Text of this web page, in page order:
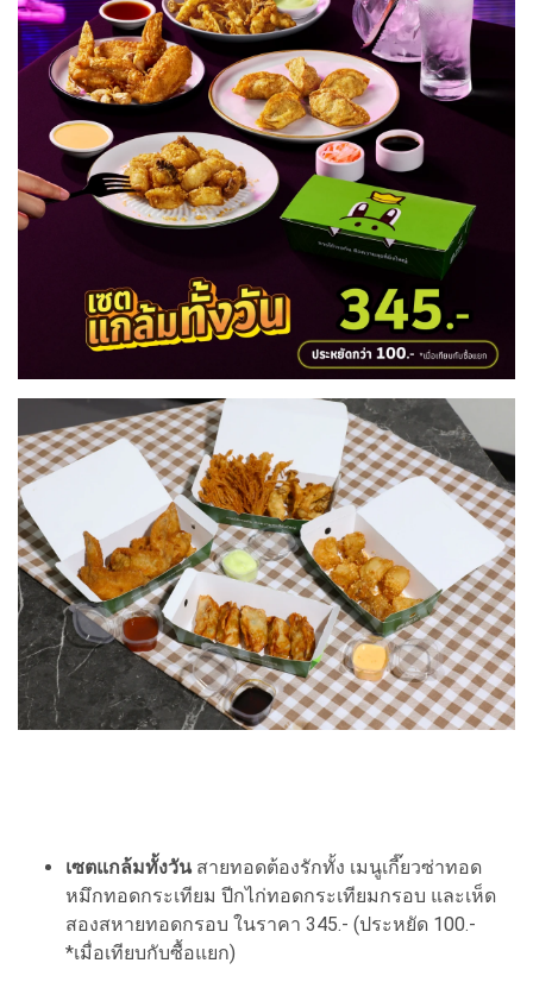
เซตแกล้มทั้งวันสายทอดต้องรักทั้ง เมนูเกี๊ยวซ่าทอด
หมึกทอดกระเทียม ปีกไก่ทอดกระเทียมกรอบ และเห็ด
สองสหายทอดกรอบ ในราคา 345.- (ประหยัด 100.-
*เมื่อเทียบกับซื้อแยก)